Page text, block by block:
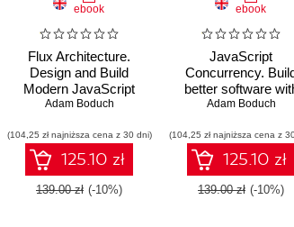
ebook
Flux Architecture.
Design and Build
Modern JavaScript
Web Applications
Adam Boduch
(104,25 zł najniższa cena z 30 dni)
125.10 zł
139.00 zł (-10%)
ebook
JavaScript
Concurrency.
better software
concurrent
unlock a more
and forward thinking
approach to web
development
Adam Boduch
(104,25 zł najniższa cena z
125.10 zł
139.00 zł (-10%)